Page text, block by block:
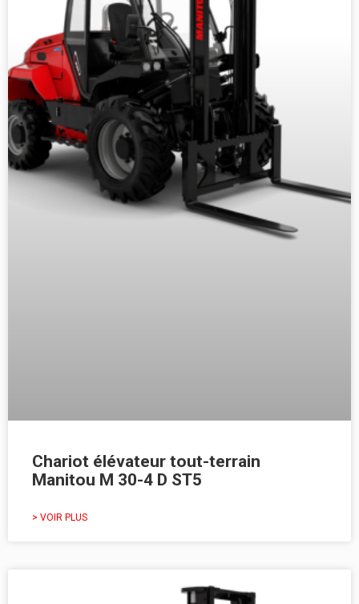
Chariot élévateur tout-terrain
Manitou M 30-4 D ST5
> VOIR PLUS